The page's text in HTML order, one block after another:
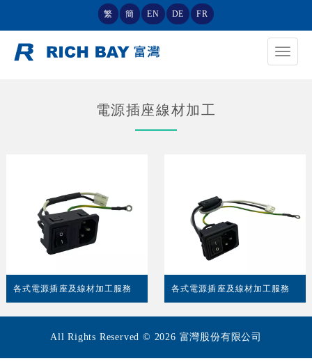
繁 簡 EN DE FR
Toggle
電源插座線材加工
各式電源插座及線材加工服務 各式電源插座及線材加工服務
All Rights Reserved © 2026 富灣股份有限公司